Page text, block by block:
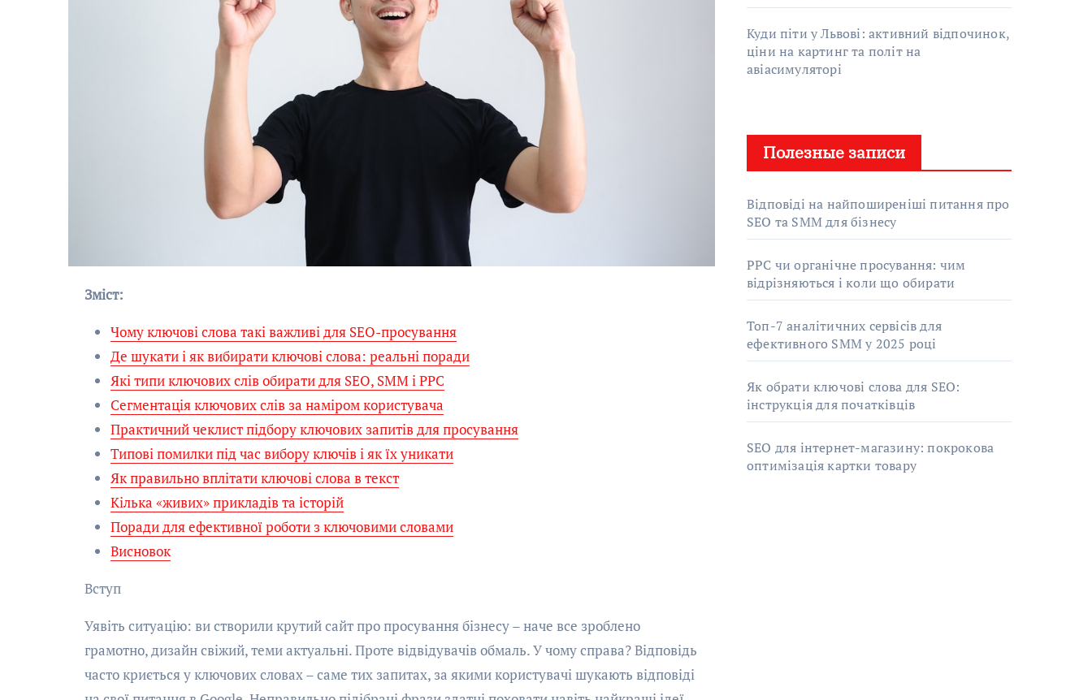
Зміст:
Чому ключові слова такі важливі для SEO-просування
Де шукати і як вибирати ключові слова: реальні поради
Які типи ключових слів обирати для SEO, SMM і PPC
Сегментація ключових слів за наміром користувача
Практичний чеклист підбору ключових запитів для просування
Типові помилки під час вибору ключів і як їх уникати
Як правильно вплітати ключові слова в текст
Кілька «живих» прикладів та історій
Поради для ефективної роботи з ключовими словами
Висновок
Вступ
Уявіть ситуацію: ви створили крутий сайт про просування бізнесу – наче все зроблено
грамотно, дизайн свіжий, теми актуальні. Проте відвідувачів обмаль. У чому справа? Відповідь
часто криється у ключових словах – саме тих запитах, за якими користувачі шукають відповіді
Куди піти у Львові: активний відпочинок,
ціни на картинг та політ на
авіасимуляторі
Полезные записи
Відповіді на найпоширеніші питання про
SEO та SMM для бізнесу
PPC чи органічне просування: чим
відрізняються і коли що обирати
Топ-7 аналітичних сервісів для
ефективного SMM у 2025 році
Як обрати ключові слова для SEO:
інструкція для початківців
SEO для інтернет-магазину: покрокова
оптимізація картки товару